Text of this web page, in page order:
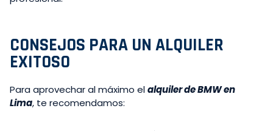
CONSEJOS PARA UN ALQUILER
EXITOSO
Para aprovechar al máximo elalquiler de BMW en
Lima, te recomendamos: